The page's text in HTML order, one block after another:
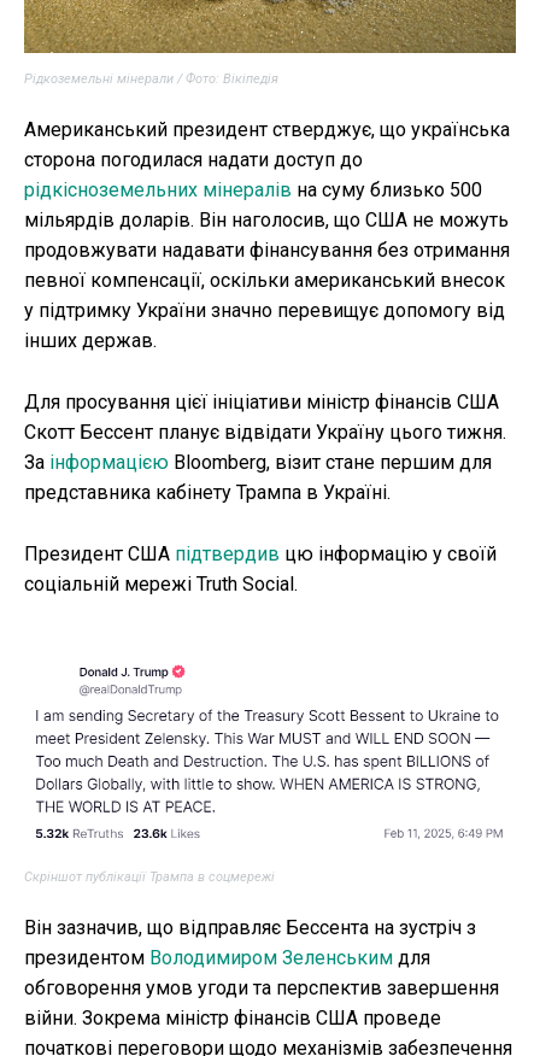
Рідкоземельні мінерали / Фото: Вікіпедія
Американський президент стверджує, що українська
сторона погодилася надати доступ до
рідкісноземельних мінералів на суму близько 500
мільярдів доларів. Він наголосив, що США не можуть
продовжувати надавати фінансування без отримання
певної компенсації, оскільки американський внесок
у підтримку України значно перевищує допомогу від
інших держав.
Для просування цієї ініціативи міністр фінансів США
Скотт Бессент планує відвідати Україну цього тижня.
За інформацією Bloomberg, візит стане першим для
представника кабінету Трампа в Україні.
Президент США підтвердив цю інформацію у своїй
соціальній мережі Truth Social.
Скріншот публікації Трампа в соцмережі
Він зазначив, що відправляє Бессента на зустріч з
президентом Володимиром Зеленським для
обговорення умов угоди та перспектив завершення
війни. Зокрема міністр фінансів США проведе
початкові переговори щодо механізмів забезпечення